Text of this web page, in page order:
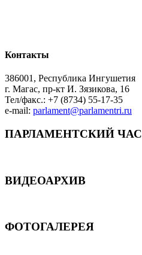
Контакты
386001, Республика Ингушетия
г. Магас, пр-кт И. Зязикова, 16
Тел/факс.: +7 (8734) 55-17-35
e-mail: parlament@parlamentri.ru
ПАРЛАМЕНТСКИЙ ЧАС
ВИДЕОАРХИВ
ФОТОГАЛЕРЕЯ